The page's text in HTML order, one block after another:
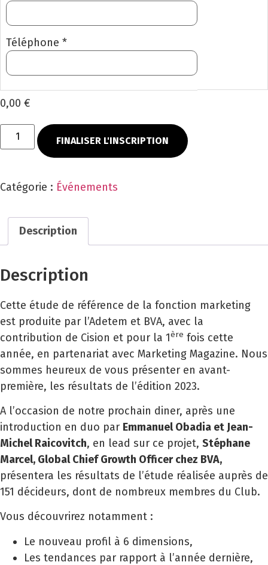
Téléphone *
0,00 €
FINALISER L'INSCRIPTION
Catégorie : Événements
Description
Description
Cette étude de référence de la fonction marketing
est produite par l’Adetem et BVA, avec la
contribution de Cision et pour la 1ère fois cette
année, en partenariat avec Marketing Magazine. Nous
sommes heureux de vous présenter en avant-
première, les résultats de l’édition 2023.
A l’occasion de notre prochain diner, après une
introduction en duo par Emmanuel Obadia et Jean-
Michel Raicovitch, en lead sur ce projet, Stéphane
Marcel, Global Chief Growth Officer chez BVA,
présentera les résultats de l’étude réalisée auprès de
151 décideurs, dont de nombreux membres du Club.
Vous découvrirez notamment :
Le nouveau profil à 6 dimensions,
Les tendances par rapport à l’année dernière,